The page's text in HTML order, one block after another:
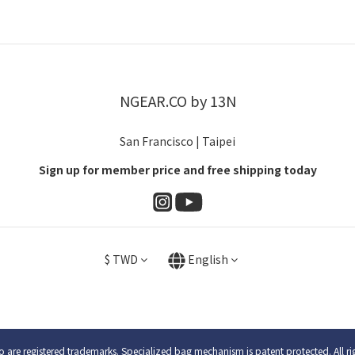
NGEAR.CO by 13N
San Francisco | Taipei
Sign up for member price and free shipping today
$ TWD English
are registered trademarks. Specialized bag mechanism is patent protected. All